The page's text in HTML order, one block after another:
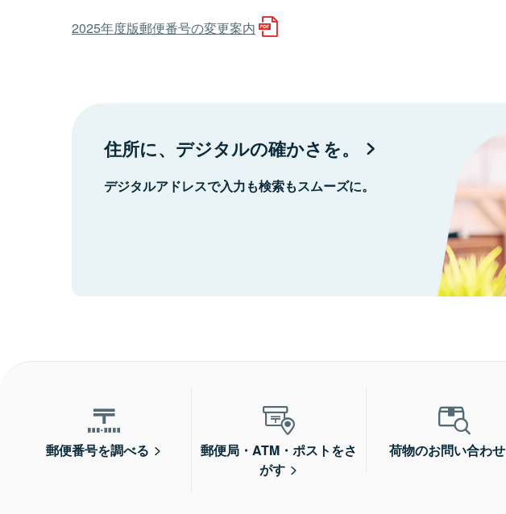
2025年度版郵便番号の変更案内
住所に、デジタルの確かさを。
デジタルアドレスで入力も検索もスムーズに。
郵便番号を調べる
郵便局・ATM・ポストをさ
がす
荷物のお問い合わせ